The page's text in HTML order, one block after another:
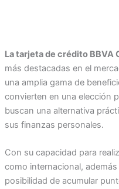
La tarjeta de crédito BBVA
más destacadas en el
una amplia gama de
convierten en una elección
buscan una alternativa
sus finanzas personales.
Con su capacidad para
como internacional,
posibilidad de acumular